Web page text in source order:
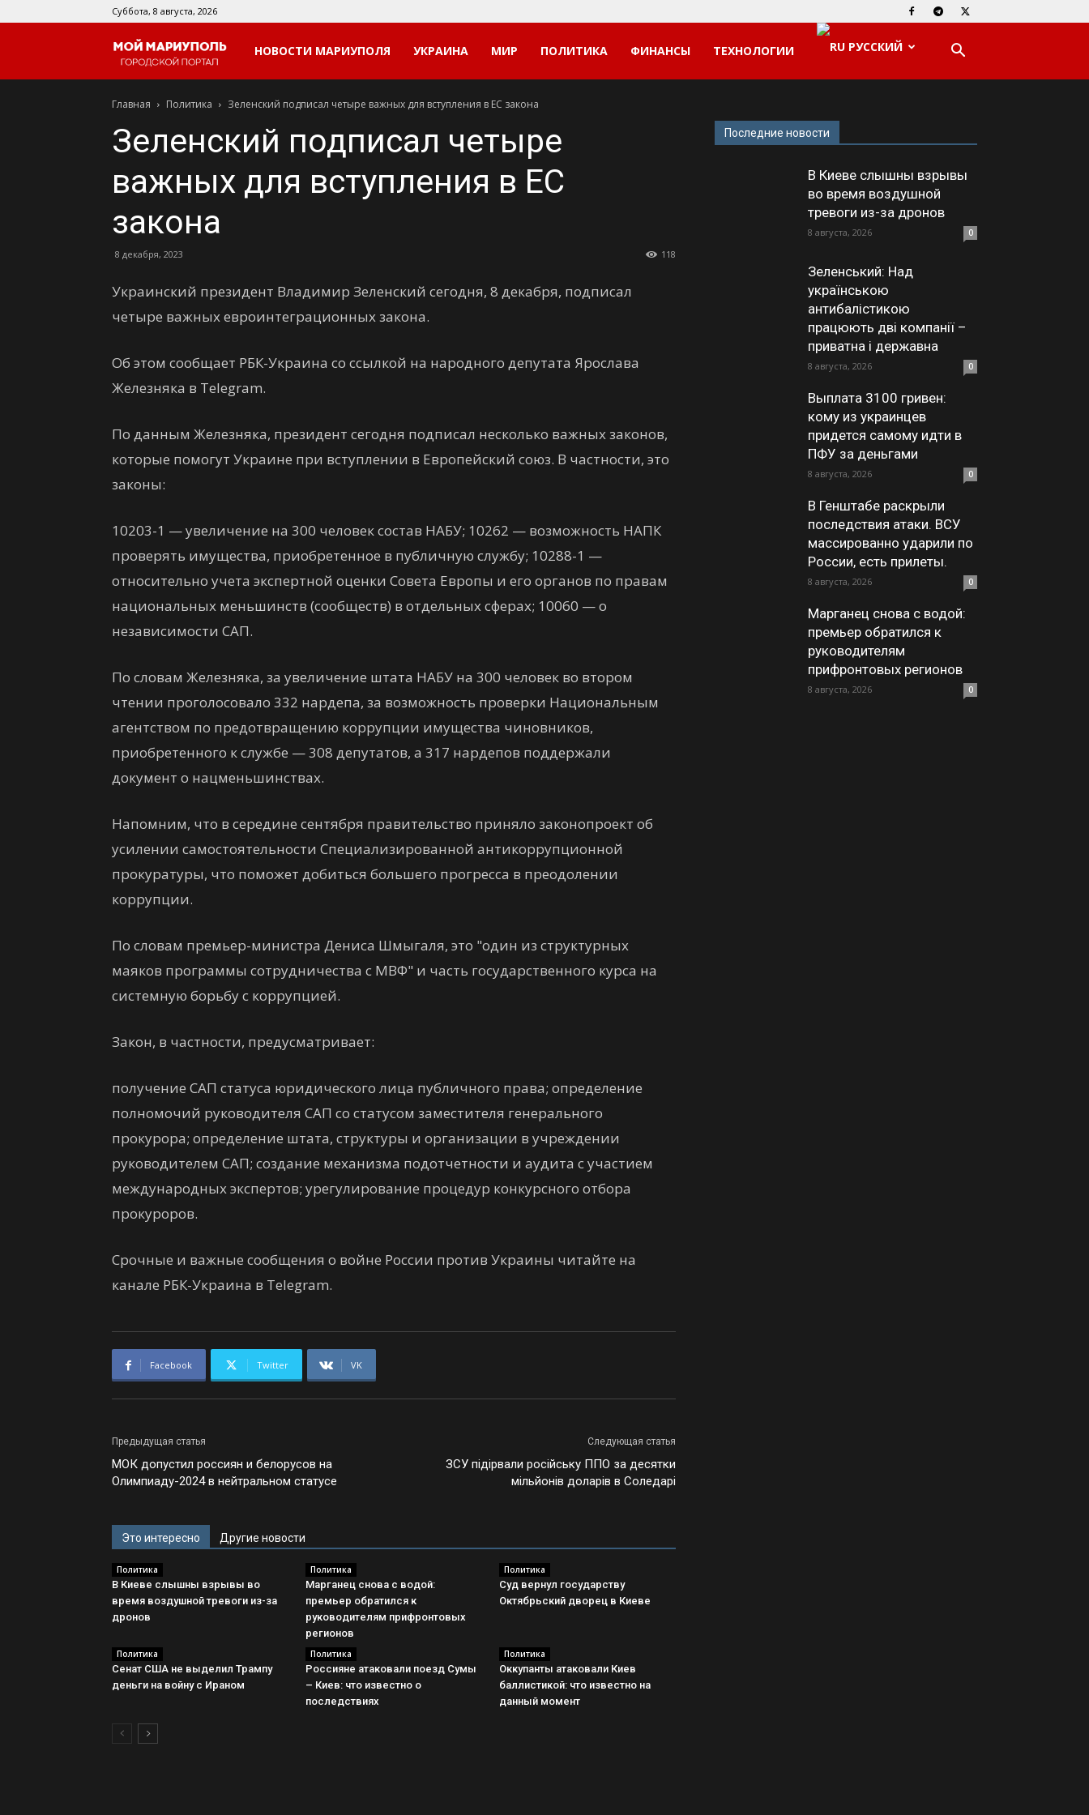
Суббота, 8 августа, 2026
Мой
Мариуполь
НОВОСТИ МАРИУПОЛЯ УКРАИНА МИР ПОЛИТИКА ФИНАНСЫ ТЕХНОЛОГИИ РУССКИЙ
Главная Политика Зеленский подписал четыре важных для вступления в ЕС закона
Зеленский подписал четыре
важных для вступления в ЕС
закона
8 декабря, 2023 118
Украинский президент Владимир Зеленский сегодня, 8 декабря, подписал
четыре важных евроинтеграционных закона.
Об этом сообщает РБК-Украина со ссылкой на народного депутата Ярослава
Железняка в Telegram.
По данным Железняка, президент сегодня подписал несколько важных законов,
которые помогут Украине при вступлении в Европейский союз. В частности, это
законы:
10203-1 — увеличение на 300 человек состав НАБУ; 10262 — возможность НАПК
проверять имущества, приобретенное в публичную службу; 10288-1 —
относительно учета экспертной оценки Совета Европы и его органов по правам
национальных меньшинств (сообществ) в отдельных сферах; 10060 — о
независимости САП.
По словам Железняка, за увеличение штата НАБУ на 300 человек во втором
чтении проголосовало 332 нардепа, за возможность проверки Национальным
агентством по предотвращению коррупции имущества чиновников,
приобретенного к службе — 308 депутатов, а 317 нардепов поддержали
документ о нацменьшинствах.
Напомним, что в середине сентября правительство приняло законопроект об
усилении самостоятельности Специализированной антикоррупционной
прокуратуры, что поможет добиться большего прогресса в преодолении
коррупции.
По словам премьер-министра Дениса Шмыгаля, это "один из структурных
маяков программы сотрудничества с МВФ" и часть государственного курса на
системную борьбу с коррупцией.
Закон, в частности, предусматривает:
получение САП статуса юридического лица публичного права; определение
полномочий руководителя САП со статусом заместителя генерального
прокурора; определение штата, структуры и организации в учреждении
руководителем САП; создание механизма подотчетности и аудита с участием
международных экспертов; урегулирование процедур конкурсного отбора
прокуроров.
Срочные и важные сообщения о войне России против Украины читайте на
канале РБК-Украина в Telegram.
Facebook Twitter VK
Предыдущая статья
МОК допустил россиян и белорусов на
Олимпиаду-2024 в нейтральном статусе
Следующая статья
ЗСУ підірвали російську ППО за десятки
мільйонів доларів в Соледарі
Это интересно Другие новости
Политика
В Киеве слышны взрывы во
время воздушной тревоги из-за
дронов
Политика
Марганец снова с водой:
премьер обратился к
руководителям прифронтовых
регионов
Политика
Суд вернул государству
Октябрьский дворец в Киеве
Политика
Сенат США не выделил Трампу
деньги на войну с Ираном
Политика
Россияне атаковали поезд Сумы
– Киев: что известно о
последствиях
Политика
Оккупанты атаковали Киев
баллистикой: что известно на
данный момент
Последние новости
В Киеве слышны взрывы
во время воздушной
тревоги из-за дронов
8 августа, 2026 0
Зеленський: Над
українською
антибалістикою
працюють дві компанії –
приватна і державна
8 августа, 2026 0
Выплата 3100 гривен:
кому из украинцев
придется самому идти в
ПФУ за деньгами
8 августа, 2026 0
В Генштабе раскрыли
последствия атаки. ВСУ
массированно ударили по
России, есть прилеты.
8 августа, 2026 0
Марганец снова с водой:
премьер обратился к
руководителям
прифронтовых регионов
8 августа, 2026 0